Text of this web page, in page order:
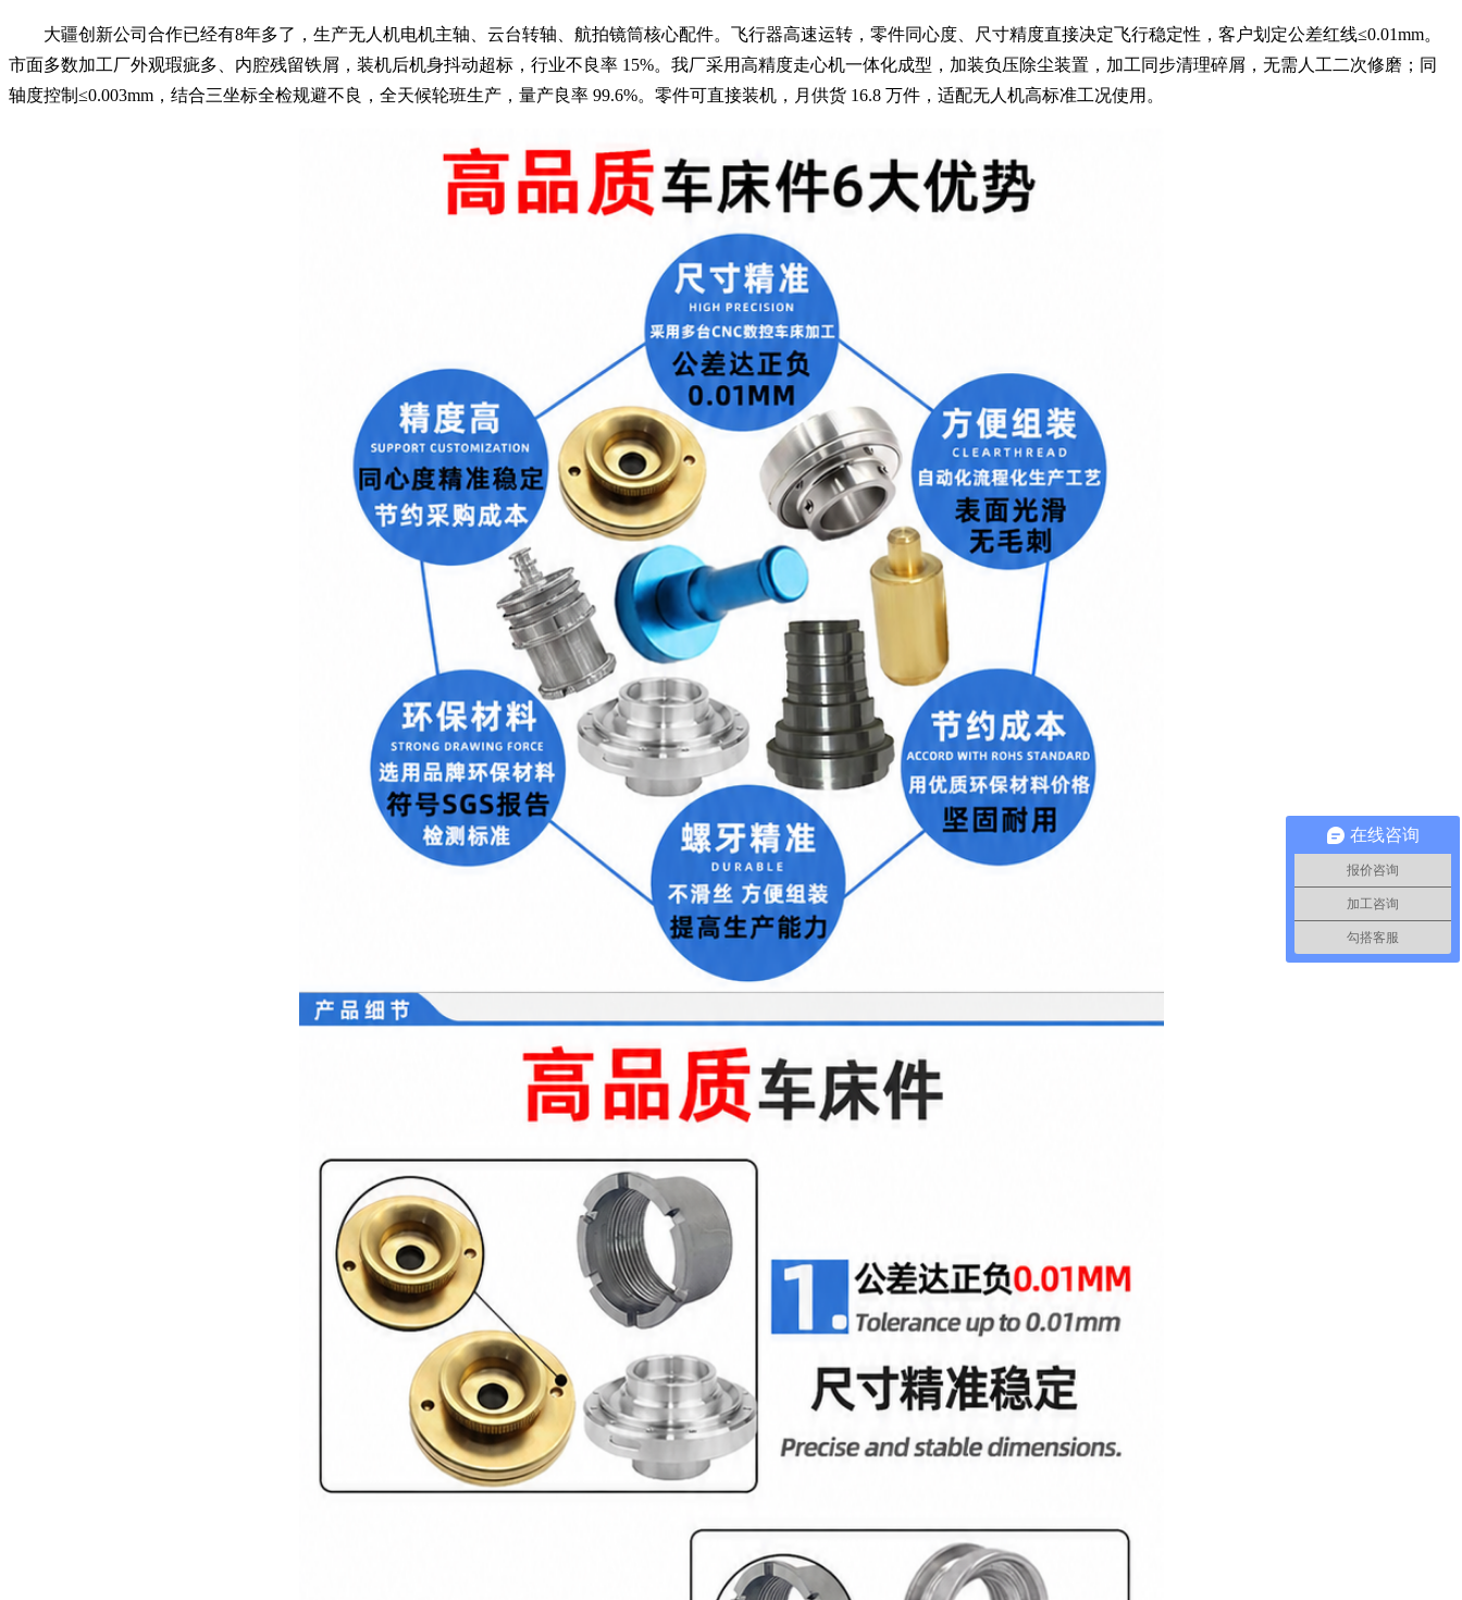
大疆创新公司合作已经有8年多了，生产无人机电机主轴、云台转轴、航拍镜筒核心配件。飞行器高速运转，零件同心度、尺寸精度直接决定飞行稳定性，客户划定公差红线≤0.01mm。
市面多数加工厂外观瑕疵多、内腔残留铁屑，装机后机身抖动超标，行业不良率 15%。我厂采用高精度走心机一体化成型，加装负压除尘装置，加工同步清理碎屑，无需人工二次修磨；同
轴度控制≤0.003mm，结合三坐标全检规避不良，全天候轮班生产，量产良率 99.6%。零件可直接装机，月供货 16.8 万件，适配无人机高标准工况使用。
在线咨询
报价咨询
加工咨询
勾搭客服